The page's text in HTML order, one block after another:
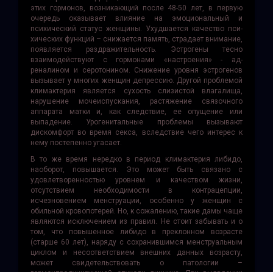
этих гормонов, возникающий после 48-50 лет, в первую
очередь оказывает влияние на эмоциональный и
психический статус женщины. Ухудшается качество пси­
хических функций – снижается память, страдает внимание,
появляется раздражительность. Эстрогены тесно
взаимодействуют с гормонами «настроения» - ад­
реналином и серотонином. Снижение уровня эстрогенов
вызывает у многих женщин депрессию. Другой проблемой
климактерия является сухость слизистой влагалища,
нарушение мочеиспускания, растяжение связочного
аппарата матки и, как следствие, ее опущение или
выпадение. Урогенитальные проблемы вызывают
дискомфорт во время секса, вследствие чего интерес к
нему постепенно угасает.
В то же время нередко в период климактерия либидо,
наоборот, повышается. Это может быть связано с
удовлетворенностью уровнем и качеством жизни,
отсутствием необходимости в контрацепции,
исчезновением менструации, особенно у женщин с
обильной кровопотерей. Но, к сожалению, такие дамы чаще
являются исключением из правил. Не стоит забывать и о
том, что повышенное либидо в преклонном возрасте
(старше 60 лет), наряду с сохранившимся менструальным
циклом и несоответствием внешних данных возрасту,
может свидетельствовать о патологии –